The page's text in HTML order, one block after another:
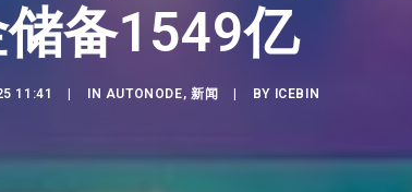
备1549亿
11:41 IN AUTONODE, 新闻 BY ICEBIN